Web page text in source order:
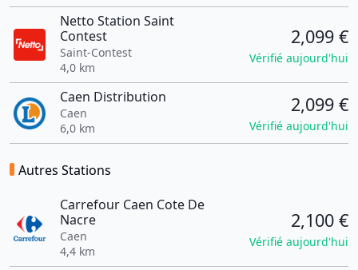
Netto Station Saint
Contest
Saint-Contest
4,0 km
2,099 €
Vérifié aujourd'hui
Caen Distribution
Caen
6,0 km
2,099 €
Vérifié aujourd'hui
Autres Stations
Carrefour Caen Cote De
Nacre
Caen
4,4 km
2,100 €
Vérifié aujourd'hui